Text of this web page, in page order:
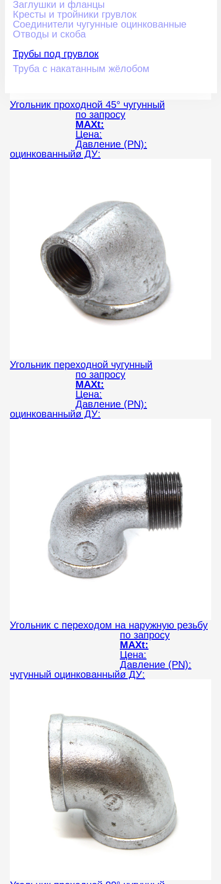
Угольник проходной 45° чугунный
оцинкованный
по запросу
MAXt:
Цена:
Давление (PN):
ø ДУ:
Угольник переходной чугунный
оцинкованный
по запросу
MAXt:
Цена:
Давление (PN):
ø ДУ:
Угольник с переходом на наружную резьбу
чугунный оцинкованный
по запросу
MAXt:
Цена:
Давление (PN):
ø ДУ:
Заглушки и фланцы
Кресты и тройники грувлок
Соединители чугунные оцинкованные
Отводы и скоба
Трубы под грувлок
Труба с накатанным жёлобом